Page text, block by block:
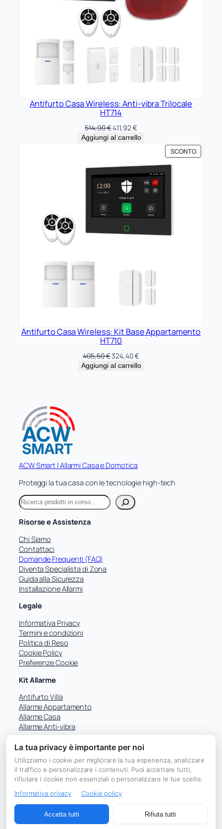
Antifurto Casa Wireless: Anti-vibra Trilocale
HT714
514,90€Il
prezzo
514,90 €.
411,92€Il
prezzo
411,92 €.
Aggiungi al carrello
SCONTO
IN
Antifurto Casa Wireless: Kit Base Appartamento
HT710
405,50€Il
prezzo
324,40€Il
prezzo
Aggiungi al carrello
ACW Smart | Allarmi Casa e Domotica
Proteggi la tua casa con le tecnologie high-tech
C
e
r
a
Risorse e Assistenza
Chi Siamo
Contattaci
Domande Frequenti (FAQ)
Diventa Specialista di Zona
Guida alla Sicurezza
Installazione Allarmi
Legale
Informativa Privacy
Termini e condizioni
Politica di Reso
Cookie Policy
Preferenze Cookie
Kit Allarme
Antifurto Villa
Allarme Appartamento
Allarme Casa
Allarme Anti-vibra
Facebook
© 2026 ACW Smart – Sicurezza Professionale
| Michele Paolucci | P.IVA IT01350280689 | Via Degli Ulivi 35,
65013 Città Sant’Angelo (Pescara)
La tua privacy è importante per noi
Utilizziamo i cookie per migliorare la tua esperienza, analizzare
il traffico e personalizzare i contenuti. Puoi accettare tutti,
rifiutare i cookie non essenziali o personalizzare le tue scelte.
Informativa privacy
Cookie policy
Accetta tutti Rifiuta tutti